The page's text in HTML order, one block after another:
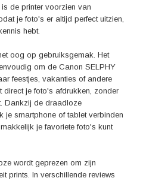
de printer voorzien van
je foto's er altijd perfect uitzien,
hebt.
oog op gebruiksgemak. Het
om de Canon SELPHY
feestjes, vakanties of andere
direct je foto's afdrukken, zonder
Dankzij de draadloze
je smartphone of tablet verbinden
je favoriete foto's kunt
wordt geprezen om zijn
prints. In verschillende reviews